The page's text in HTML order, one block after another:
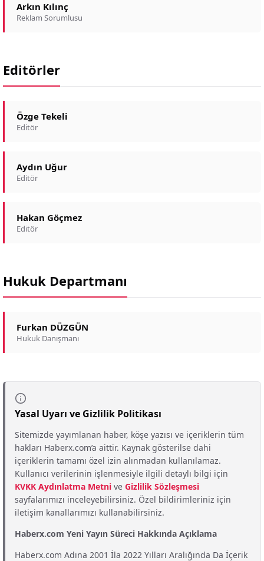
Arkın Kılınç
Reklam Sorumlusu
Editörler
Özge Tekeli
Editör
Aydın Uğur
Editör
Hakan Göçmez
Editör
Hukuk Departmanı
Furkan DÜZGÜN
Hukuk Danışmanı
Yasal Uyarı ve Gizlilik Politikası
Sitemizde yayımlanan haber, köşe yazısı ve içeriklerin tüm
hakları Haberx.com’a aittir. Kaynak gösterilse dahi
içeriklerin tamamı özel izin alınmadan kullanılamaz.
Kullanıcı verilerinin işlenmesiyle ilgili detaylı bilgi için
KVKK Aydınlatma Metni ve Gizlilik Sözleşmesi
sayfalarımızı inceleyebilirsiniz. Özel bildirimleriniz için
iletişim kanallarımızı kullanabilirsiniz.
Haberx.com Yeni Yayın Süreci Hakkında Açıklama
Haberx.com Adına 2001 İla 2022 Yılları Aralığında Da İçerik